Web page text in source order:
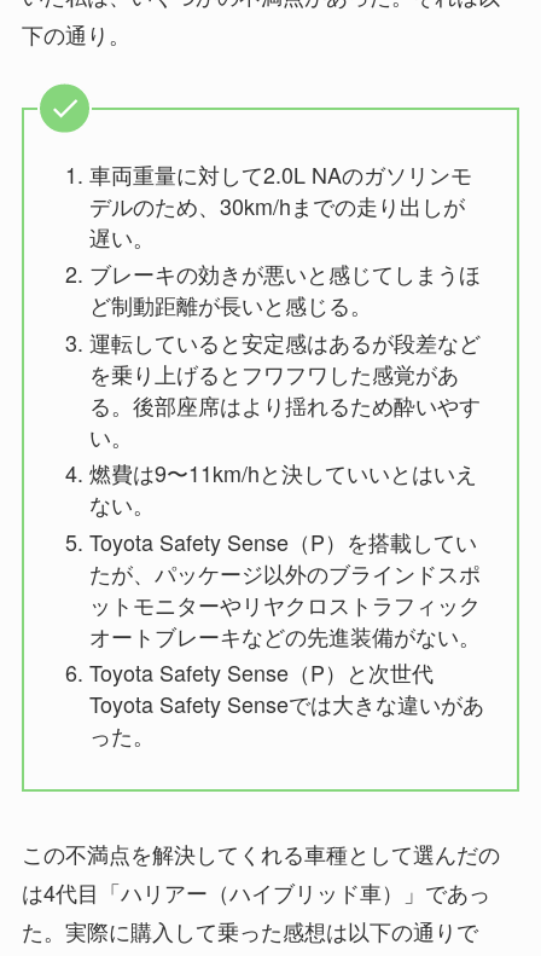
下の通り。
車両重量に対して2.0L NAのガソリンモ
デルのため、30km/hまでの走り出しが
遅い。
ブレーキの効きが悪いと感じてしまうほ
ど制動距離が長いと感じる。
運転していると安定感はあるが段差など
を乗り上げるとフワフワした感覚があ
る。後部座席はより揺れるため酔いやす
い。
燃費は9〜11km/hと決していいとはいえ
ない。
Toyota Safety Sense（P）を搭載してい
たが、パッケージ以外のブラインドスポ
ットモニターやリヤクロストラフィック
オートブレーキなどの先進装備がない。
Toyota Safety Sense（P）と次世代
Toyota Safety Senseでは大きな違いがあ
った。
この不満点を解決してくれる車種として選んだの
は4代目「ハリアー（ハイブリッド車）」であっ
た。実際に購入して乗った感想は以下の通りで